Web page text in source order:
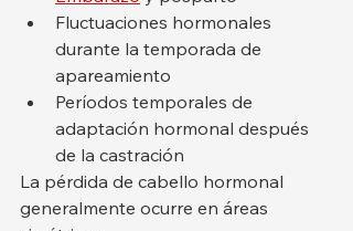
Fluctuaciones hormonales
durante la temporada de
apareamiento
Períodos temporales de
adaptación hormonal después
de la castración
La pérdida de cabello hormonal
generalmente ocurre en áreas